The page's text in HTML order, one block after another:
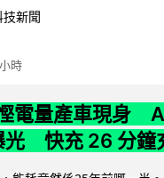
技新聞
時
電量產車現身
光 快充 26 分鐘